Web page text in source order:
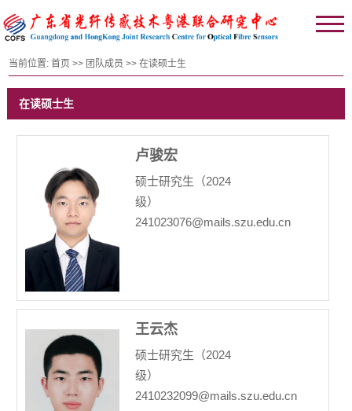
当前位置:首页 >> 团队成员 >>在读硕士生
在读硕士生
卢骏宏
硕士研究生（2024
级）
241023076@mails.szu.edu.cn
王云杰
硕士研究生（2024
级）
2410232099@mails.szu.edu.cn